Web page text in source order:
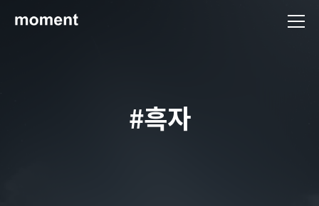
#흑자